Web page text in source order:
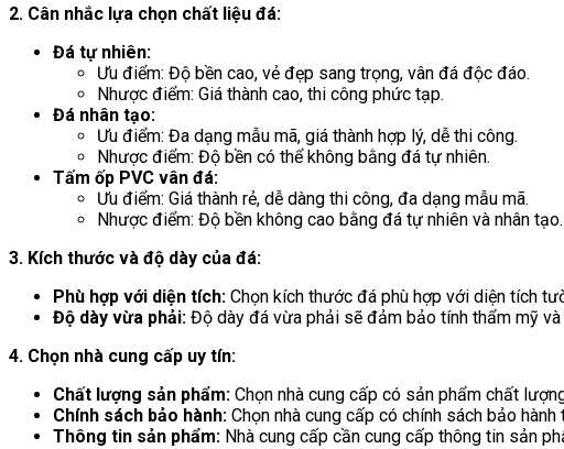
2. Cân nhắc lựa chọn chất liệu đá:
Đá tự nhiên:
Ưu điểm: Độ bền cao, vẻ đẹp sang trọng, vân đá độc đáo.
Nhược điểm: Giá thành cao, thi công phức tạp.
Đá nhân tạo:
Ưu điểm: Đa dạng mẫu mã, giá thành hợp lý, dễ thi công.
Nhược điểm: Độ bền có thể không bằng đá tự nhiên.
Tấm ốp PVC vân đá:
Ưu điểm: Giá thành rẻ, dễ dàng thi công, đa dạng mẫu mã.
Nhược điểm: Độ bền không cao bằng đá tự nhiên và nhân tạo.
3. Kích thước và độ dày của đá:
Phù hợp với diện tích: Chọn kích thước đá phù hợp với diện tích
Độ dày vừa phải: Độ dày đá vừa phải sẽ đảm bảo tính thẩm mỹ và
4. Chọn nhà cung cấp uy tín:
Chất lượng sản phẩm: Chọn nhà cung cấp có sản phẩm chất
Chính sách bảo hành: Chọn nhà cung cấp có chính sách bảo
Thông tin sản phẩm: Nhà cung cấp cần cung cấp thông tin sản